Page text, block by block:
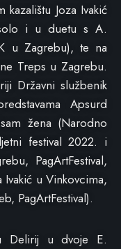
kazalištu Joza Ivakić
i u duetu s A.
u Zagrebu), te na
Treps u Zagrebu.
Državni službenik
Apsurd
žena (Narodno
festival 2022. i
PagArtFestival,
Ivakić u Vinkovcima,
PagArtFestival).
Delirij u dvoje E.